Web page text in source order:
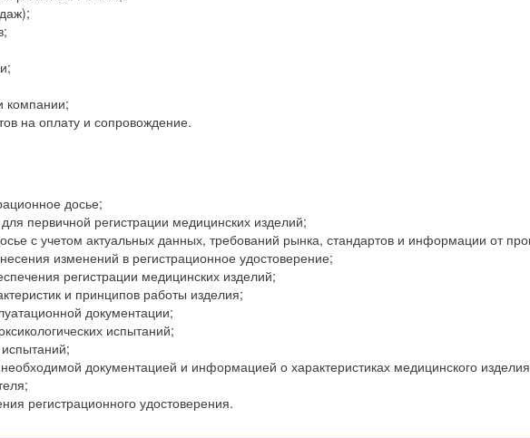
компании;
на оплату и сопровождение.
досье;
первичной регистрации медицинских изделий;
с учетом актуальных данных, требований рынка, стандартов и информации от
изменений в регистрационное удостоверение;
регистрации медицинских изделий;
и принципов работы изделия;
документации;
испытаний;
испытаний;
документацией и информацией о характеристиках медицинского
регистрационного удостоверения.